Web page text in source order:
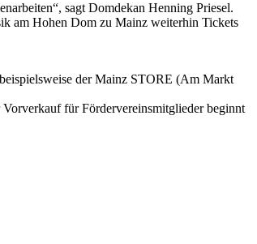
sagt Domdekan Henning Priesel.
am Hohen Dom zu Mainz weiterhin Tickets
der Mainz STORE (Am Markt
für Fördervereinsmitglieder beginnt